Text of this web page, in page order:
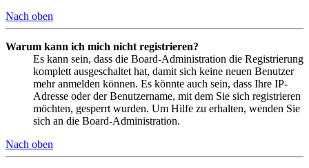
Nach oben
Warum kann ich mich nicht registrieren?
Es kann sein, dass die Board-Administration die Registrierung
komplett ausgeschaltet hat, damit sich keine neuen Benutzer
mehr anmelden können. Es könnte auch sein, dass Ihre IP-
Adresse oder der Benutzername, mit dem Sie sich registrieren
möchten, gesperrt wurden. Um Hilfe zu erhalten, wenden Sie
sich an die Board-Administration.
Nach oben